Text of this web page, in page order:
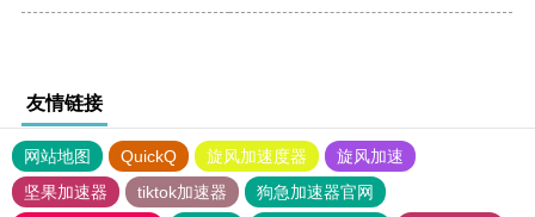
友情链接
网站地图 QuickQ 旋风加速度器
旋风加速
坚果加速器
tiktok加速器
狗急加速器官网